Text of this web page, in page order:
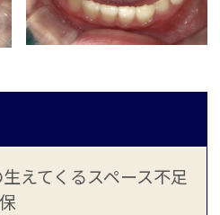
えてくるスペース不足